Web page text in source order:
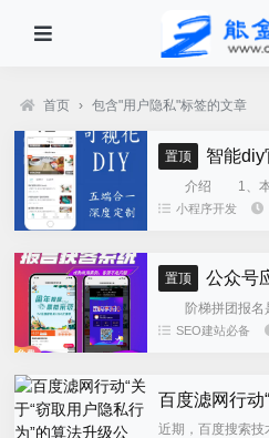
首页 › 包含"用户隐私"标签的文章
置顶 智能diy官网小程
介绍 1、本模
h5、微信小程序、
小程序开发
置顶 公众号应
阶梯拼团报名是
全供应链商业模式
SEO建站必备
近期，百度搜索技